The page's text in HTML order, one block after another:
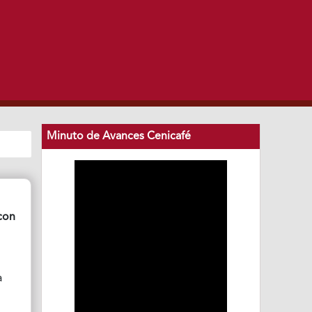
Minuto de Avances Cenicafé